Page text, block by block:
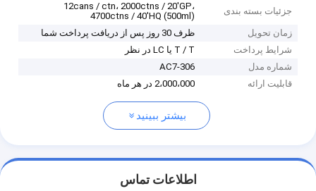
جزئیات بسته بندی
12cans / ctn، 2000ctns / 20'GP،
4700ctns / 40'HQ (500ml)
زمان تحویل
ظرف 30 روز پس از دریافت پرداخت شما
شرایط پرداخت
T / T یا LC در نظر
شماره مدل
AC7-306
قابلیت ارائه
2،000،000 در هر ماه
بیشتر ببینید
اطلاعات تماس